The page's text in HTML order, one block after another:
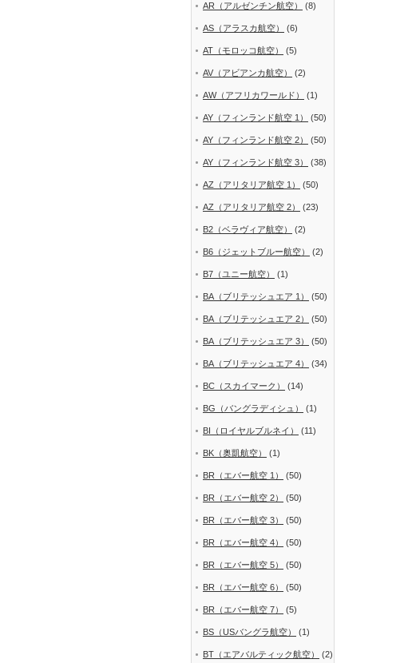
AR（アルゼンチン航空） (8)
AS（アラスカ航空） (6)
AT（モロッコ航空） (5)
AV（アビアンカ航空） (2)
AW（アフリカワールド） (1)
AY（フィンランド航空 1） (50)
AY（フィンランド航空 2） (50)
AY（フィンランド航空 3） (38)
AZ（アリタリア航空 1） (50)
AZ（アリタリア航空 2） (23)
B2（ベラヴィア航空） (2)
B6（ジェットブルー航空） (2)
B7（ユニー航空） (1)
BA（ブリテッシュエア 1） (50)
BA（ブリテッシュエア 2） (50)
BA（ブリテッシュエア 3） (50)
BA（ブリテッシュエア 4） (34)
BC（スカイマーク） (14)
BG（バングラディシュ） (1)
BI（ロイヤルブルネイ） (11)
BK（奥凱航空） (1)
BR（エバー航空 1） (50)
BR（エバー航空 2） (50)
BR（エバー航空 3） (50)
BR（エバー航空 4） (50)
BR（エバー航空 5） (50)
BR（エバー航空 6） (50)
BR（エバー航空 7） (5)
BS（USバングラ航空） (1)
BT（エアバルティック航空） (2)